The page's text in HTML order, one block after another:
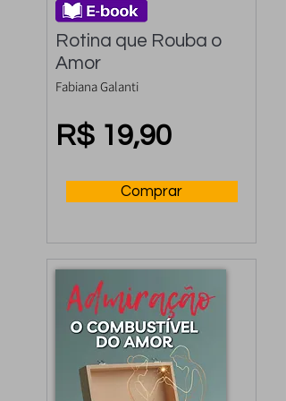
Rotina que Rouba o
Amor
Fabiana Galanti
R$ 19,90
Comprar